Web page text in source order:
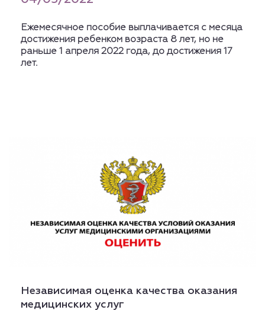
Ежемесячное пособие выплачивается с месяца
достижения ребенком возраста 8 лет, но не
раньше 1 апреля 2022 года, до достижения 17
лет.
Независимая оценка качества оказания
медицинских услуг